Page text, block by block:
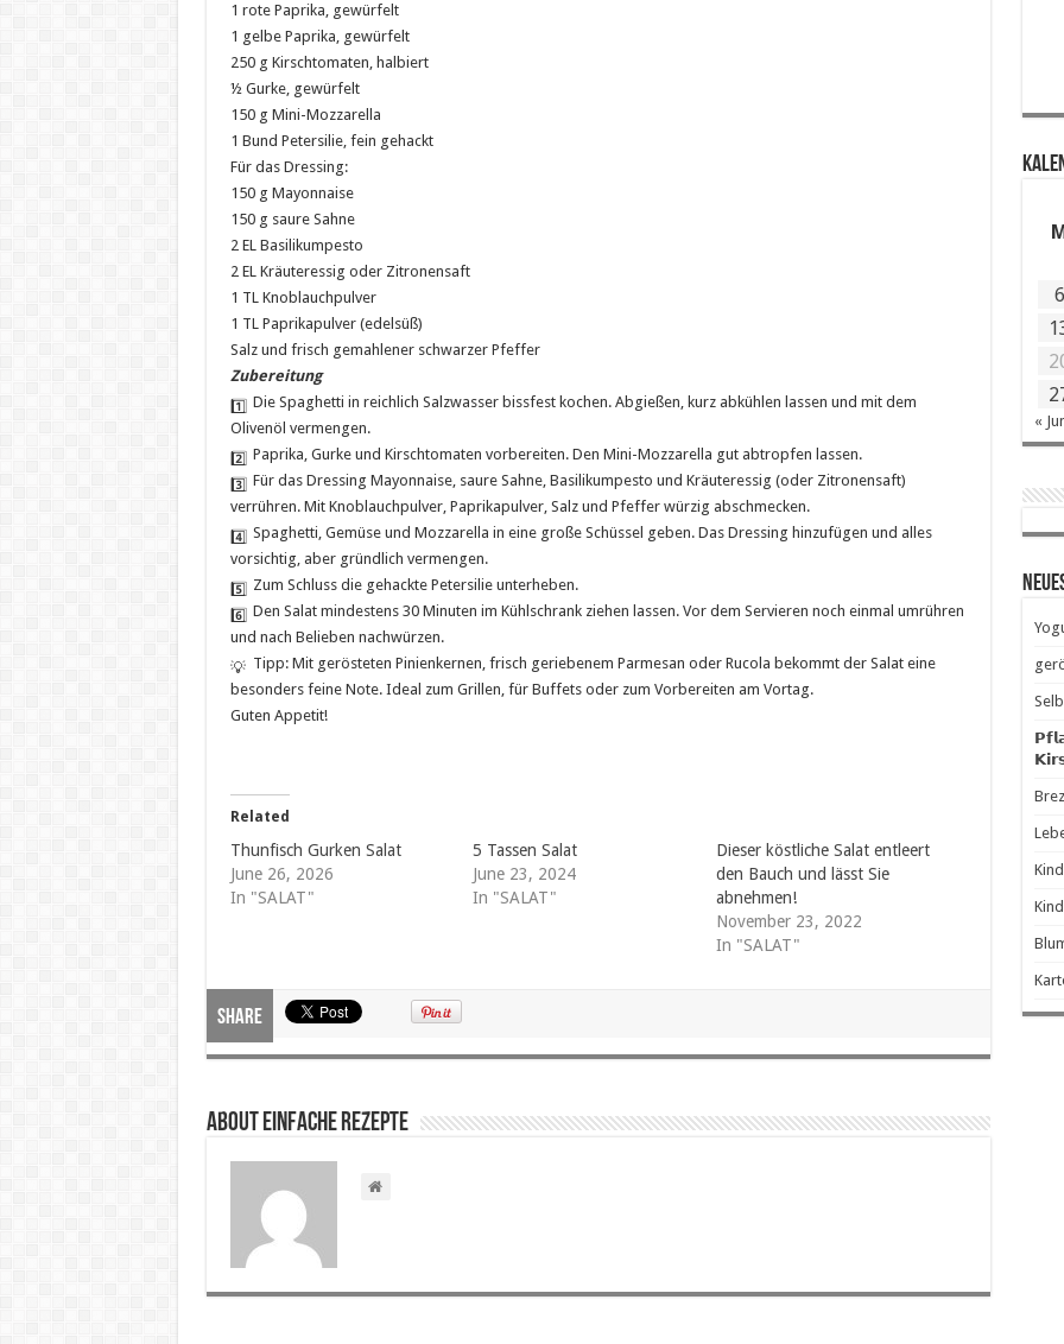
1 rote Paprika, gewürfelt
1 gelbe Paprika, gewürfelt
250 g Kirschtomaten, halbiert
½ Gurke, gewürfelt
150 g Mini-Mozzarella
1 Bund Petersilie, fein gehackt
Für das Dressing:
150 g Mayonnaise
150 g saure Sahne
2 EL Basilikumpesto
2 EL Kräuteressig oder Zitronensaft
1 TL Knoblauchpulver
1 TL Paprikapulver (edelsüß)
Salz und frisch gemahlener schwarzer Pfeffer
Zubereitung
Die Spaghetti in reichlich Salzwasser bissfest kochen. Abgießen, kurz abkühlen lassen und mit dem
Olivenöl vermengen.
Paprika, Gurke und Kirschtomaten vorbereiten. Den Mini-Mozzarella gut abtropfen lassen.
Für das Dressing Mayonnaise, saure Sahne, Basilikumpesto und Kräuteressig (oder Zitronensaft)
verrühren. Mit Knoblauchpulver, Paprikapulver, Salz und Pfeffer würzig abschmecken.
Spaghetti, Gemüse und Mozzarella in eine große Schüssel geben. Das Dressing hinzufügen und alles
vorsichtig, aber gründlich vermengen.
Zum Schluss die gehackte Petersilie unterheben.
Den Salat mindestens 30 Minuten im Kühlschrank ziehen lassen. Vor dem Servieren noch einmal umrühren
und nach Belieben nachwürzen.
Tipp: Mit gerösteten Pinienkernen, frisch geriebenem Parmesan oder Rucola bekommt der Salat eine
besonders feine Note. Ideal zum Grillen, für Buffets oder zum Vorbereiten am Vortag.
Guten Appetit!
Related
Thunfisch Gurken Salat
June 26, 2026
In "SALAT"
5 Tassen Salat
June 23, 2024
In "SALAT"
Dieser köstliche Salat entleert
den Bauch und lässt Sie
abnehmen!
November 23, 2022
In "SALAT"
Share
About Einfache Rezepte
6
«